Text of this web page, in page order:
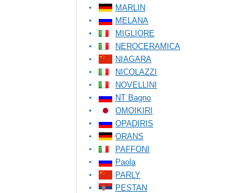
MARLIN
MELANA
MIGLIORE
NEROCERAMICA
NIAGARA
NICOLAZZI
NOVELLINI
NT Bagno
OMOIKIRI
OPADIRIS
ORANS
PAFFONI
Paola
PARLY
PESTAN